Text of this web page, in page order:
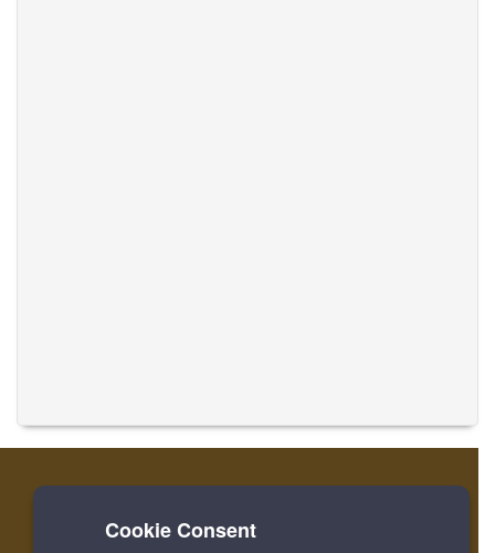
家 ログイン 登録
Cookie Consent